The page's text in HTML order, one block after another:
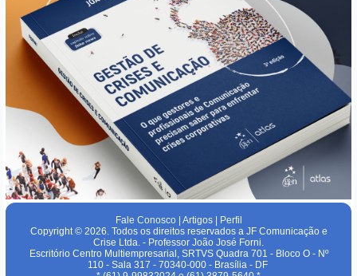
Fale Conosco| Artigos| Perfil
Copyright © 2026. Todos os direitos reservados a JF Comunicação e
Crise Ltda. - Professor João José Forni.
Escritório Centro Multiempresarial, SRTVS Quadra 701 - Bloco O - Nº
110 - Sala 317 - 70340-000 - Brasília - DF